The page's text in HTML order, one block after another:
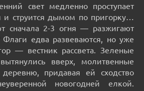
свет медленно проступает
и струится дымом по пригорку…
сначала 2-3 огня — разжигают
едва развеваются, но уже
— вестник рассвета. Зеленые
вверх, молитвенные
придавая ей сходство
новогодней елкой.